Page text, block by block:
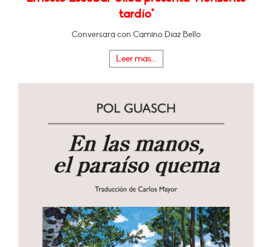
tardío"
Conversará con Camino Díaz Bello
Leer más...